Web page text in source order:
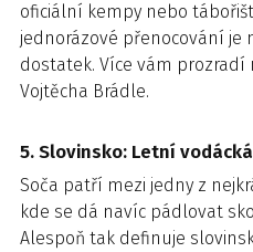
oficiální kempy nebo
jednorázové přenocování je
dostatek. Více vám prozradí
Vojtěcha Brádle.
5. Slovinsko: Letní
Soča patří mezi jedny z
kde se dá navíc pádlovat
Alespoň tak definuje